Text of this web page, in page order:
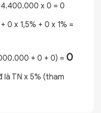
4.400.000 x 0 = 0
0 x 1,5% + 0 x 1% =
+ 0 + 0) = 0
là TN x 5% (tham